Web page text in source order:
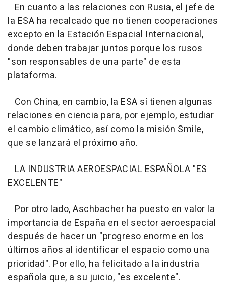
En cuanto a las relaciones con Rusia, el jefe de
la ESA ha recalcado que no tienen cooperaciones
excepto en la Estación Espacial Internacional,
donde deben trabajar juntos porque los rusos
"son responsables de una parte" de esta
plataforma.
Con China, en cambio, la ESA sí tienen algunas
relaciones en ciencia para, por ejemplo, estudiar
el cambio climático, así como la misión Smile,
que se lanzará el próximo año.
LA INDUSTRIA AEROESPACIAL ESPAÑOLA "ES
EXCELENTE"
Por otro lado, Aschbacher ha puesto en valor la
importancia de España en el sector aeroespacial
después de hacer un "progreso enorme en los
últimos años al identificar el espacio como una
prioridad". Por ello, ha felicitado a la industria
española que, a su juicio, "es excelente".